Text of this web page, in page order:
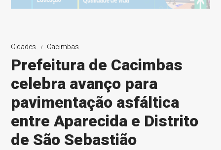
Cidades Cacimbas
Prefeitura de Cacimbas
celebra avanço para
pavimentação asfáltica
entre Aparecida e Distrito
de São Sebastião